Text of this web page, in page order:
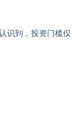
识到，投资门槛仅